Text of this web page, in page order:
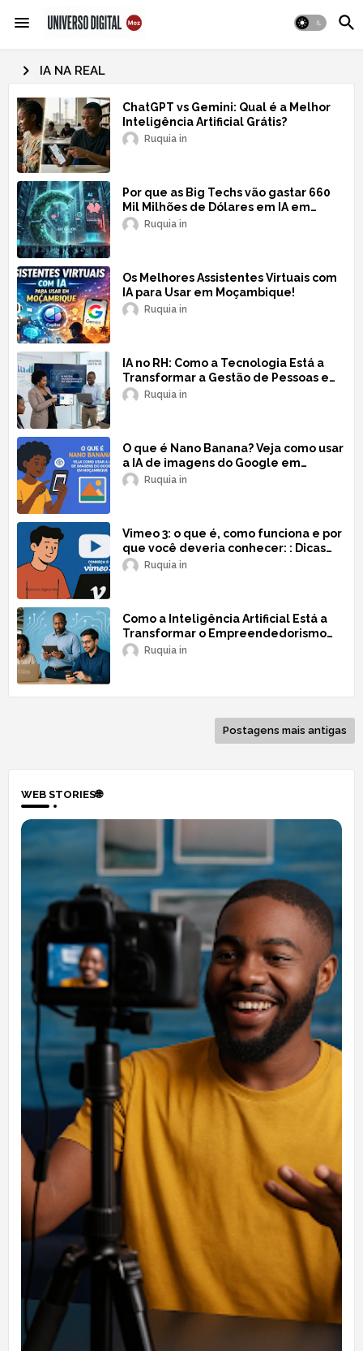
IA NA REAL
ChatGPT vs Gemini: Qual é a Melhor
Inteligência Artificial Grátis?
Ruquia
Por que as Big Techs vão gastar 660
Mil Milhões de Dólares em IA em
2026?Ruquia
Os Melhores Assistentes Virtuais com
IA para Usar em Moçambique!
Ruquia
IA no RH: Como a Tecnologia Está a
Transformar a Gestão de Pessoas em
Moçambique!
Ruquia
O que é Nano Banana? Veja como usar
a IA de imagens do Google em
Moçambique!
Ruquia
Vimeo 3: o que é, como funciona e por
que você deveria conhecer: : Dicas
para Moçambique!
Ruquia
Como a Inteligência Artificial Está a
Transformar o Empreendedorismo
em Moçambique
Ruquia
Postagens mais antigas
WEB STORIES🌐